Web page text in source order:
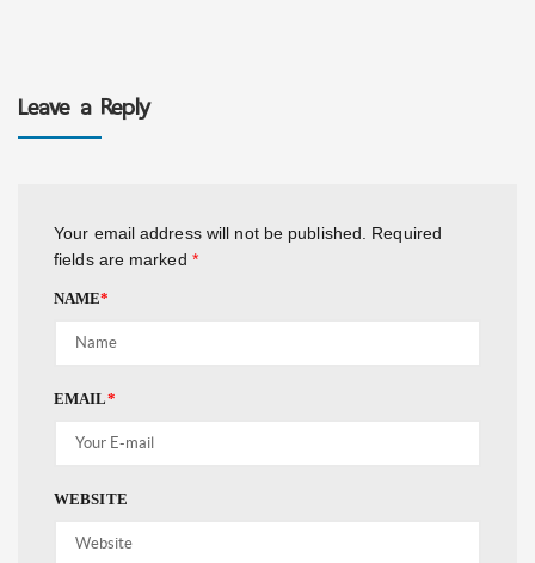
Leave a Reply
Your email address will not be published.
Required
fields are marked *
NAME*
EMAIL*
WEBSITE